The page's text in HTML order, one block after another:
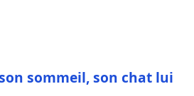
sommeil, son chat lui